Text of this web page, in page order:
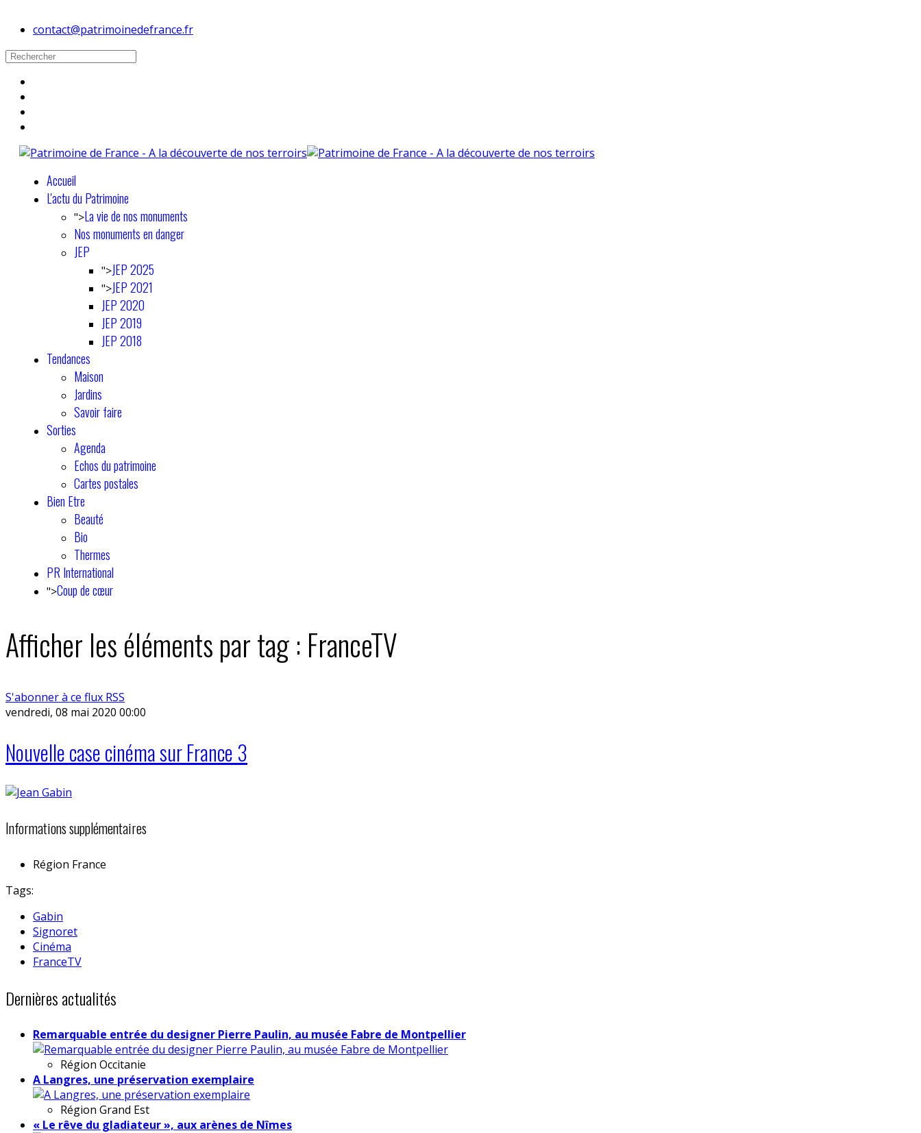
contact@patrimoinedefrance.fr
Accueil
L'actu du Patrimoine
">La vie de nos monuments
Nos monuments en danger
JEP
">JEP 2025
">JEP 2021
JEP 2020
JEP 2019
JEP 2018
Tendances
Maison
Jardins
Savoir faire
Sorties
Agenda
Echos du patrimoine
Cartes postales
Bien Etre
Beauté
Bio
Thermes
PR International
">Coup de cœur
Afficher les éléments par tag : FranceTV
S'abonner à ce flux RSS
vendredi, 08 mai 2020 00:00
Nouvelle case cinéma sur France 3
Informations supplémentaires
Région France
Tags:
Gabin
Signoret
Cinéma
FranceTV
Dernières actualités
Remarquable entrée du designer Pierre Paulin, au musée Fabre de Montpellier
Région Occitanie
A Langres, une préservation exemplaire
Région Grand Est
« Le rêve du gladiateur », aux arènes de Nîmes